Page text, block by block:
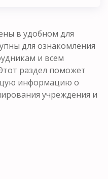
в удобном для
для ознакомления
и всем
раздел поможет
информацию о
учреждения и